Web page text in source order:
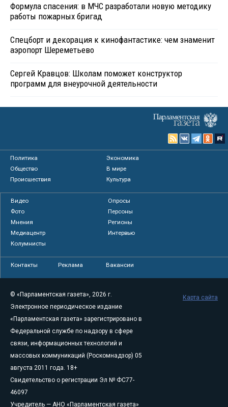
Формула спасения: в МЧС разработали новую методику
работы пожарных бригад
Спецборт и декорация к кинофантастике: чем знаменит
аэропорт Шереметьево
Сергей Кравцов: Школам поможет конструктор
программ для внеурочной деятельности
Политика
Экономика
Общество
В мире
Происшествия
Культура
Видео
Опросы
Фото
Персоны
Мнения
Регионы
Медиацентр
Интервью
Колумнисты
Контакты Реклама Вакансии
© «Парламентская газета», 2026 г.
Электронное периодическое издание
«Парламентская газета» зарегистрировано в
Федеральной службе по надзору в сфере
связи, информационных технологий и
массовых коммуникаций (Роскомнадзор) 05
августа 2011 года. 18+
Свидетельство о регистрации Эл № ФС77-
46097
Учредитель — АНО «Парламентская газета»
Карта сайта